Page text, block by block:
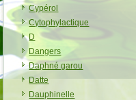
Cypérol
Cytophylactique
D
Dangers
Daphné garou
Datte
Dauphinelle